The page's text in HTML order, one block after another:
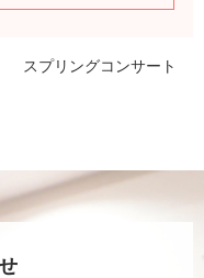
スプリングコンサート